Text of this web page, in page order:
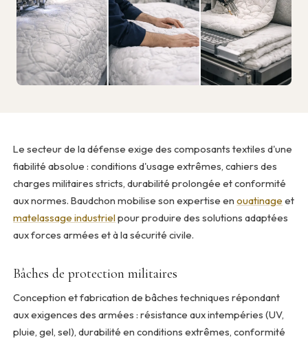
Le secteur de la défense exige des composants textiles d'une
fiabilité absolue : conditions d'usage extrêmes, cahiers des
charges militaires stricts, durabilité prolongée et conformité
aux normes. Baudchon mobilise son expertise enouatinage et
matelassage industriel pour produire des solutions adaptées
aux forces armées et à la sécurité civile.
Bâches de protection militaires
Conception et fabrication de bâches techniques répondant
aux exigences des armées : résistance aux intempéries (UV,
pluie, gel, sel), durabilité en conditions extrêmes, conformité